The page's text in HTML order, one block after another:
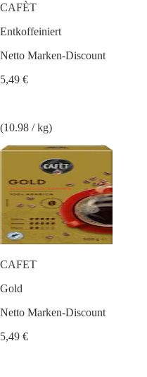
CAFÈT
Entkoffeiniert
Netto Marken-Discount
5,49 €
(10.98 / kg)
CAFET
Gold
Netto Marken-Discount
5,49 €